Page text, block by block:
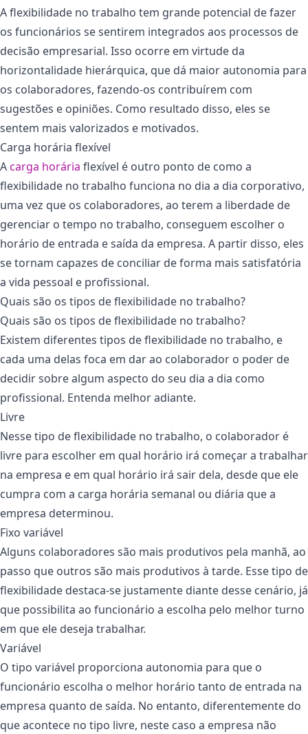
A flexibilidade no trabalho tem grande potencial de fazer
os funcionários se sentirem integrados aos processos de
decisão empresarial. Isso ocorre em virtude da
horizontalidade hierárquica, que dá maior autonomia para
os colaboradores, fazendo-os contribuírem com
sugestões e opiniões. Como resultado disso, eles se
sentem mais valorizados e motivados.
Carga horária flexível
Acarga horária flexível é outro ponto de como a
flexibilidade no trabalho funciona no dia a dia corporativo,
uma vez que os colaboradores, ao terem a liberdade de
gerenciar o tempo no trabalho, conseguem escolher o
horário de entrada e saída da empresa. A partir disso, eles
se tornam capazes de conciliar de forma mais satisfatória
a vida pessoal e profissional.
Quais são os tipos de flexibilidade no trabalho?
Quais são os tipos de flexibilidade no trabalho?
Existem diferentes tipos de flexibilidade no trabalho, e
cada uma delas foca em dar ao colaborador o poder de
decidir sobre algum aspecto do seu dia a dia como
profissional. Entenda melhor adiante.
Livre
Nesse tipo de flexibilidade no trabalho, o colaborador é
livre para escolher em qual horário irá começar a trabalhar
na empresa e em qual horário irá sair dela, desde que ele
cumpra com a carga horária semanal ou diária que a
empresa determinou.
Fixo variável
Alguns colaboradores são mais produtivos pela manhã, ao
passo que outros são mais produtivos à tarde. Esse tipo de
flexibilidade destaca-se justamente diante desse cenário, já
que possibilita ao funcionário a escolha pelo melhor turno
em que ele deseja trabalhar.
Variável
O tipo variável proporciona autonomia para que o
funcionário escolha o melhor horário tanto de entrada na
empresa quanto de saída. No entanto, diferentemente do
que acontece no tipo livre, neste caso a empresa não